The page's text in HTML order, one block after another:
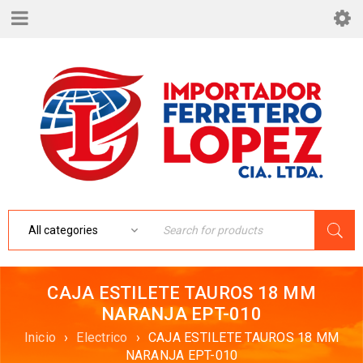
CAJA ESTILETE TAUROS 18 MM
NARANJA EPT-010
Inicio › Electrico › CAJA ESTILETE TAUROS 18 MM
NARANJA EPT-010